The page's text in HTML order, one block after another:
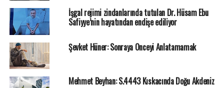
İşgal rejimi zindanlarında tutulan Dr. Hüsam Ebu
Safiyye’nin hayatından endişe ediliyor
Şevket Hüner: Sonraya Önceyi Anlatamamak
Mehmet Beyhan: S.4443 Kıskacında Doğu Akdeniz